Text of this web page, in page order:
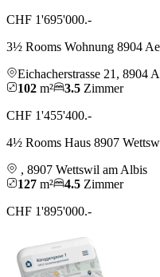
CHF 1'695'000.-
3½ Rooms Wohnung 8904
Eichacherstrasse 21 , 8904
102 m² 3.5 Zimmer
CHF 1'455'400.-
4½ Rooms Haus 8907
, 8907 Wettswil am Albis
127 m² 4.5 Zimmer
CHF 1'895'000.-